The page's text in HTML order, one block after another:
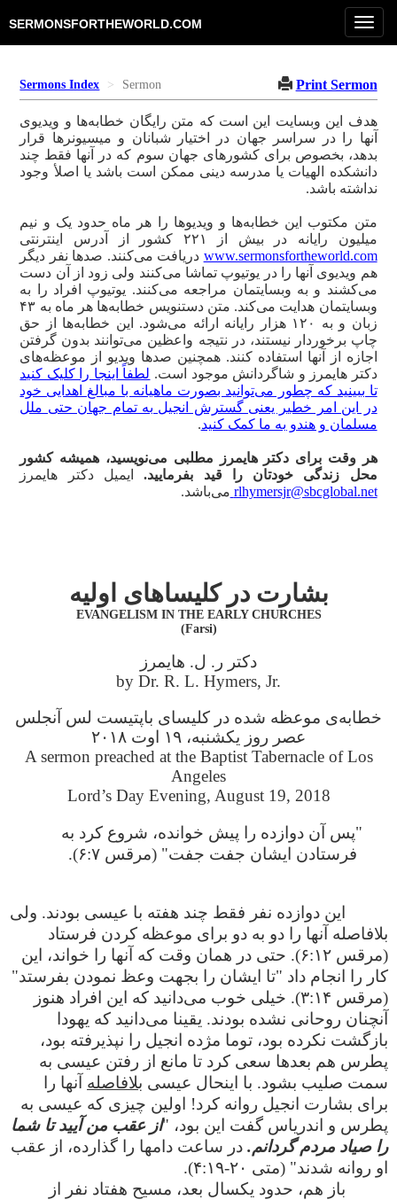
SERMONSFORTHEWORLD.COM
Sermons Index Sermon Print Sermon
هدف این وبسایت این است که متن رایگان خطابه‌ها و ویدیوی
آنها را در سراسر جهان در اختیار شبانان و میسیونرها قرار
بدهد، بخصوص برای کشورهای جهان سوم که در آنها فقط چند
دانشکده الهیات یا مدرسه دینی ممکن است باشد یا اصلأ وجود
نداشته باشد.
متن مکتوب این خطابه‌ها و ویدیوها را هر ماه حدود یک و نیم
میلیون رایانه در بیش از ۲۲۱ کشور از آدرس اینترنتی
www.sermonsfortheworld.com دریافت می‌کنند. صدها نفر دیگر
هم ویدیوی آنها را در یوتیوپ تماشا می‌کنند ولی زود از آن دست
می‌کشند و به وبسایتمان مراجعه می‌کنند. یوتیوپ افراد را به
وبسایتمان هدایت می‌کند. متن دستنویس خطابه‌ها هر ماه به ۴۳
زبان و به ۱۲۰ هزار رایانه ارائه می‌شود. این خطابه‌ها از حق
چاپ برخوردار نیستند، در نتیجه واعظین می‌توانند بدون گرفتن
اجازه از آنها استفاده کنند. همچنین صدها ویدیو از موعظه‌های
دکتر هایمرز و شاگردانش موجود است. لطفاً اینجا را کلیک کنید
تا ببینید که چطور می‌توانید بصورت ماهیانه با مبالغ اهدایی خود
در این امر خطیر یعنی گسترش انجیل به تمام جهان حتی ملل
مسلمان و هندو به ما کمک کنید.
هر وقت برای دکتر ‌هایمرز مطلبی می‌نویسید، همیشه کشور
محل زندگی خودتان را قید بفرمایید.
ایمیل دکتر هایمرز
rlhymersjr@sbcglobal.net می‌باشد.
بشارت در کلیساهای اولیه
EVANGELISM IN THE EARLY CHURCHES
(Farsi)
دکتر ر. ل. هایمرز
by Dr. R. L. Hymers, Jr.
خطابه‌ی موعظه شده در کلیسای باپتیست لس آنجلس
عصر روز یکشنبه، ۱۹ اوت ۲۰۱۸
A sermon preached at the Baptist Tabernacle of Los
Angeles
Lord’s Day Evening, August 19, 2018
"پس آن دوازده را پیش خوانده، شروع کرد به
فرستادن ایشان جفت جفت" (مرقس ۶:۷).
این دوازده نفر فقط چند هفته با عیسی بودند. ولی
بلافاصله آنها را دو به دو برای موعظه کردن فرستاد
(مرقس ۶:۱۲). حتی در همان وقت که آنها را خواند، این
کار را انجام داد "تا ایشان را بجهت وعظ نمودن بفرستد"
(مرقس ۳:۱۴). خیلی خوب می‌دانید که این افراد هنوز
آنچنان روحانی نشده بودند. یقینا می‌دانید که یهودا
بازگشت نکرده بود، توما مژده انجیل را نپذیرفته بود،
پطرس هم بعدها سعی کرد تا مانع از رفتن عیسی به
سمت صلیب بشود. با اینحال عیسی بلافاصله آنها را
برای بشارت انجیل روانه کرد! اولین چیزی که عیسی به
پطرس و اندریاس گفت این بود، "از عقب من آیید تا شما
را صیاد مردم گردانم. در ساعت دامها را گذارده، از عقب
او روانه شدند" (متی ۲۰-۴:۱۹).
باز هم، حدود یکسال بعد، مسیح هفتاد نفر از